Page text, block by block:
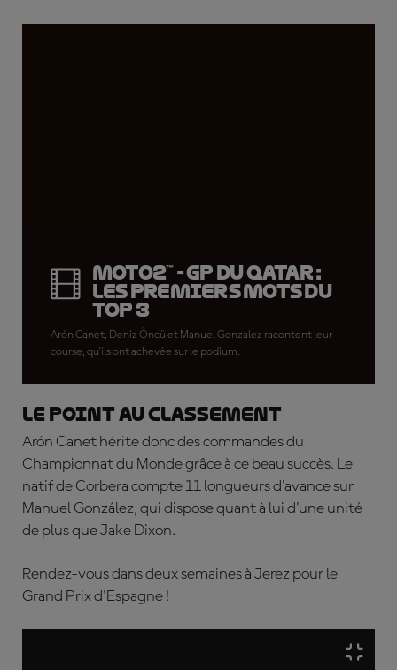
Moto2™ - GP du Qatar :
les premiers mots du
Top 3
Arón Canet, Deniz Öncü et Manuel Gonzalez racontent leur
course, qu'ils ont achevée sur le podium.
Le point au classement
Arón Canet hérite donc des commandes du
Championnat du Monde grâce à ce beau succès. Le
natif de Corbera compte 11 longueurs d'avance sur
Manuel González, qui dispose quant à lui d'une unité
de plus que Jake Dixon.
Rendez-vous dans deux semaines à Jerez pour le
Grand Prix d'Espagne !